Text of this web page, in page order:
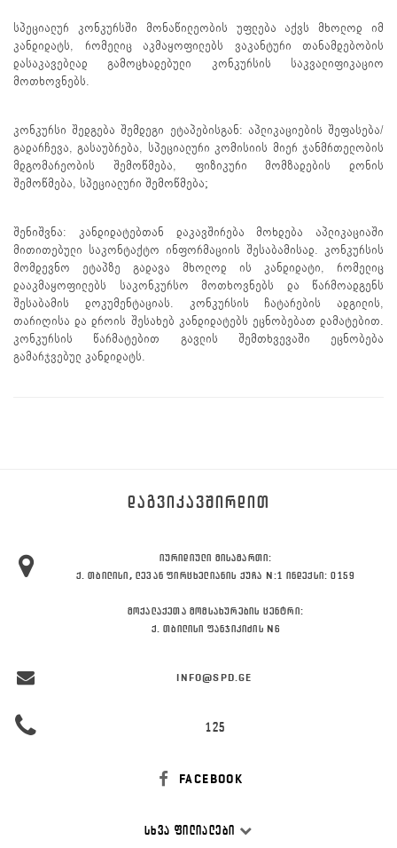
სპეციალურ კონკურსში მონაწილეობის უფლება აქვს მხოლოდ იმ
კანდიდატს, რომელიც აკმაყოფილებს ვაკანტური თანამდებობის
დასაკავებლად გამოცხადებული კონკურსის საკვალიფიკაციო
მოთხოვნებს.
კონკურსი შედგება შემდეგი ეტაპებისგან: აპლიკაციების შეფასება/
გადარჩევა, გასაუბრება, სპეციალური კომისიის მიერ ჯანმრთელობის
მდგომარეობის შემოწმება, ფიზიკური მომზადების დონის
შემოწმება, სპეციალური შემოწმება;
შენიშვნა: კანდიდატებთან დაკავშირება მოხდება აპლიკაციაში
მითითებული საკონტაქტო ინფორმაციის შესაბამისად. კონკურსის
მომდევნო ეტაპზე გადავა მხოლოდ ის კანდიდატი, რომელიც
დააკმაყოფილებს საკონკურსო მოთხოვნებს და წარმოადგენს
შესაბამის დოკუმენტაციას. კონკურსის ჩატარების ადგილის,
თარიღისა და დროის შესახებ კანდიდატებს ეცნობებათ დამატებით.
კონკურსის წარმატებით გავლის შემთხვევაში ეცნობება
გამარჯვებულ კანდიდატს.
ᲓᲐᲒᲕᲘᲙᲐᲕᲨᲘᲠᲓᲘᲗ
ᲘᲣᲠᲘᲓᲘᲣᲚᲘ ᲛᲘᲡᲐᲛᲐᲠᲗᲘ:
Ქ. ᲗᲑᲘᲚᲘᲡᲘ, ᲚᲔᲕᲐᲜ ᲤᲘᲠᲪᲮᲔᲚᲘᲐᲜᲘᲡ ᲥᲣᲩᲐ N:1 ᲘᲜᲓᲔᲥᲡᲘ: 0159
ᲛᲝᲥᲐᲚᲐᲥᲔᲗᲐ ᲛᲝᲛᲡᲐᲮᲣᲠᲔᲑᲘᲡ ᲪᲔᲜᲢᲠᲘ:
Ქ. ᲗᲑᲘᲚᲘᲡᲘ ᲤᲐᲜᲯᲘᲙᲘᲫᲘᲡ N6
INFO@SPD.GE
125
FACEBOOK
ᲡᲮᲕᲐ ᲤᲘᲚᲘᲐᲚᲔᲑᲘ